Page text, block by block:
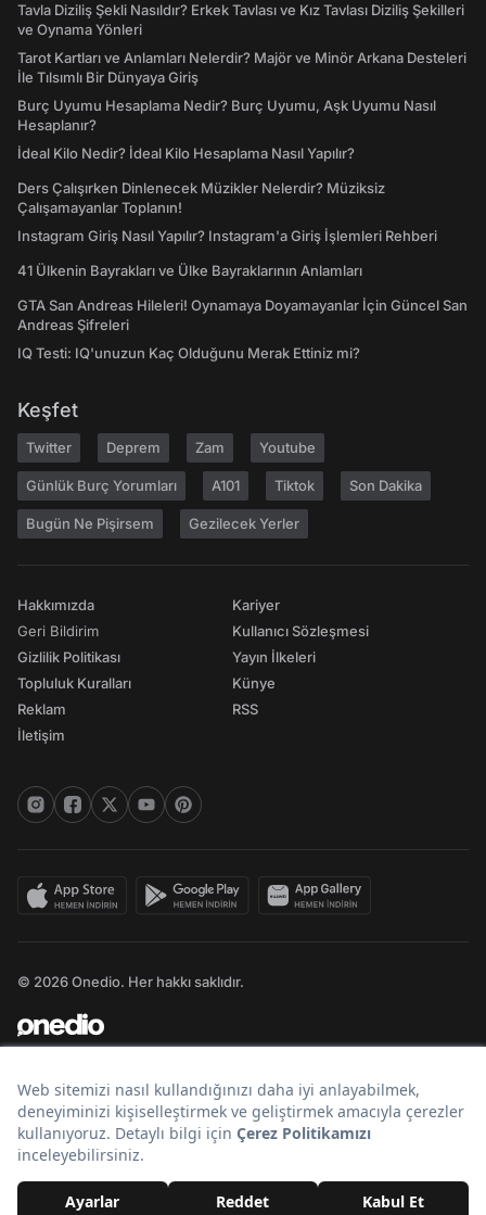
Tavla Diziliş Şekli Nasıldır? Erkek Tavlası ve Kız Tavlası Diziliş Şekilleri
ve Oynama Yönleri
Tarot Kartları ve Anlamları Nelerdir? Majör ve Minör Arkana Desteleri
İle Tılsımlı Bir Dünyaya Giriş
Burç Uyumu Hesaplama Nedir? Burç Uyumu, Aşk Uyumu Nasıl
Hesaplanır?
İdeal Kilo Nedir? İdeal Kilo Hesaplama Nasıl Yapılır?
Ders Çalışırken Dinlenecek Müzikler Nelerdir? Müziksiz
Çalışamayanlar Toplanın!
Instagram Giriş Nasıl Yapılır? Instagram'a Giriş İşlemleri Rehberi
41 Ülkenin Bayrakları ve Ülke Bayraklarının Anlamları
GTA San Andreas Hileleri! Oynamaya Doyamayanlar İçin Güncel San
Andreas Şifreleri
IQ Testi: IQ'unuzun Kaç Olduğunu Merak Ettiniz mi?
Keşfet
Twitter Deprem Zam Youtube
Günlük Burç Yorumları A101 Tiktok Son Dakika
Bugün Ne Pişirsem Gezilecek Yerler
Hakkımızda
Geri Bildirim
Gizlilik Politikası
Topluluk Kuralları
Reklam
İletişim
Kariyer
Kullanıcı Sözleşmesi
Yayın İlkeleri
Künye
RSS
© 2026 Onedio. Her hakkı saklıdır.
Bir markasıdır.